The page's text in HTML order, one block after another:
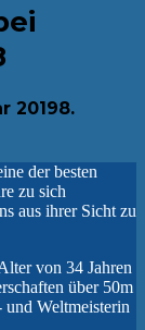
20198.
der besten
zu sich
aus ihrer Sicht zu
von 34 Jahren
über 50m
und Weltmeisterin